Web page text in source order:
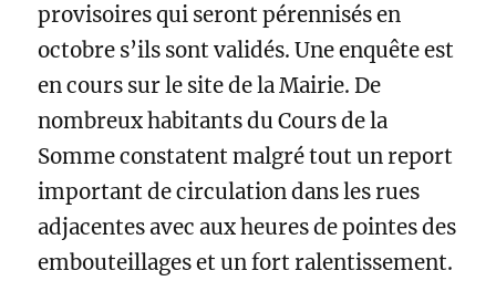
provisoires qui seront pérennisés en
octobre s’ils sont validés. Une enquête est
en cours sur le site de la Mairie. De
nombreux habitants du Cours de la
Somme constatent malgré tout un report
important de circulation dans les rues
adjacentes avec aux heures de pointes des
embouteillages et un fort ralentissement.